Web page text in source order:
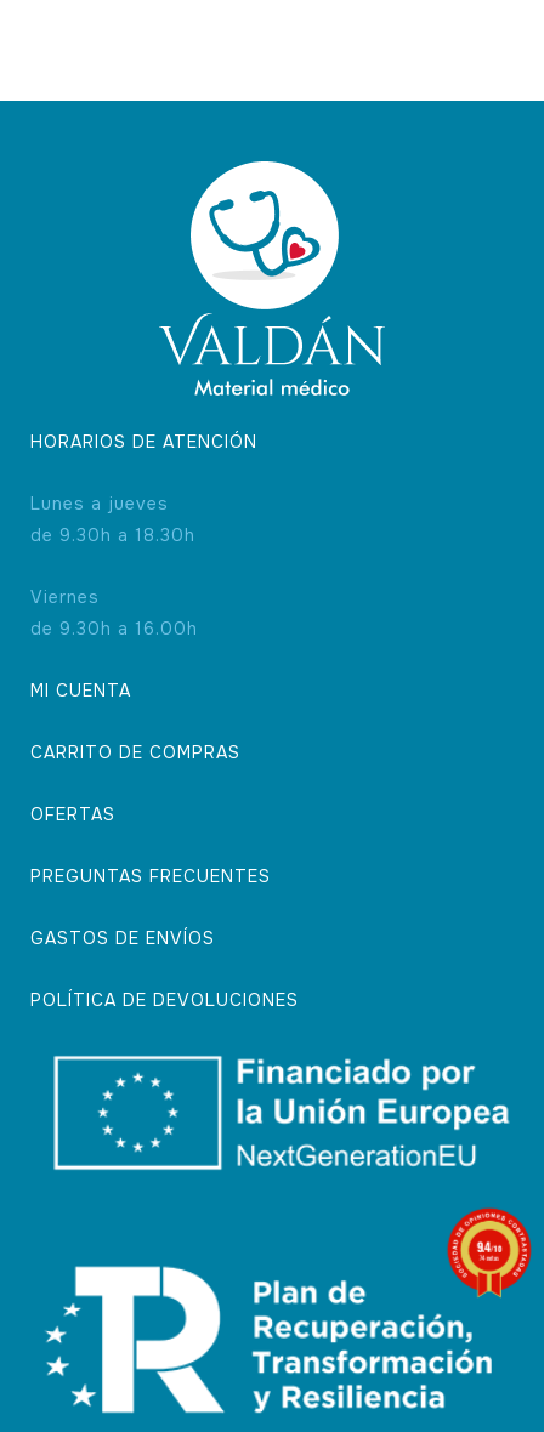
HORARIOS DE ATENCIÓN
Lunes a jueves
de 9.30h a 18.30h
Viernes
de 9.30h a 16.00h
MI CUENTA
CARRITO DE COMPRAS
OFERTAS
PREGUNTAS FRECUENTES
GASTOS DE ENVÍOS
POLÍTICA DE DEVOLUCIONES
9.4/10
74 notas